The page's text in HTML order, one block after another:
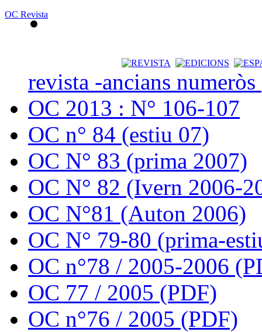
OC Revista
revista -ancians
OC 2013 : N° 106-107
OC n° 84 (estiu 07)
OC N° 83 (prima 2007)
OC N° 82 (Ivern 2006-
OC N°81 (Auton 2006)
OC N° 79-80 (prima-
OC n°78 / 2005-2006
OC 77 / 2005 (PDF)
OC n°76 / 2005 (PDF)